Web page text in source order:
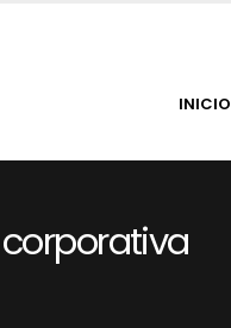
INICIO